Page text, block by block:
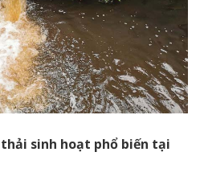
sinh hoạt phổ biến tại